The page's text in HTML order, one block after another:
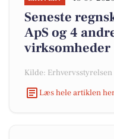
Seneste
ApS og 4
virksomheder
Kilde: Erhvervsstyrelsen
Læs hele artiklen